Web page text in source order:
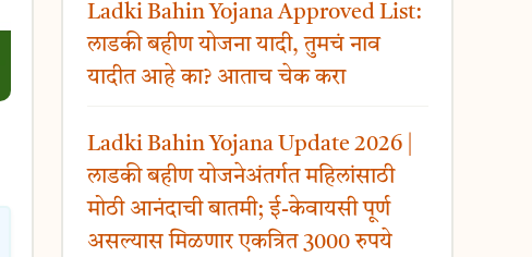
Ladki Bahin Yojana Approved List:
लाडकी बहीण योजना यादी, तुमचं नाव
यादीत आहे का? आताच चेक करा
Ladki Bahin Yojana Update 2026 |
लाडकी बहीण योजनेअंतर्गत महिलांसाठी
मोठी आनंदाची बातमी; ई-केवायसी पूर्ण
असल्यास मिळणार एकत्रित 3000 रुपये